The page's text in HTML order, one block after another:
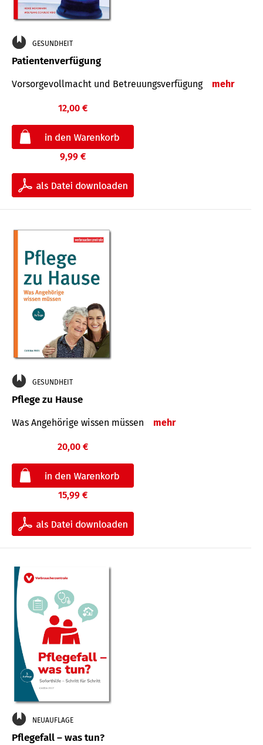
GESUNDHEIT
Patientenverfügung
Vorsorgevollmacht und Betreuungsverfügung mehr
12,00 €
9,99 €
GESUNDHEIT
Pflege zu Hause
Was Angehörige wissen müssen mehr
20,00 €
15,99 €
NEUAUFLAGE
Pflegefall – was tun?